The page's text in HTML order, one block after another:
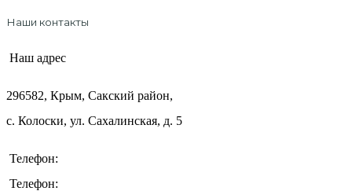
Наши контакты
Наш адрес
296582, Крым, Сакский район,
с. Колоски, ул. Сахалинская, д. 5
Телефон:
Телефон: